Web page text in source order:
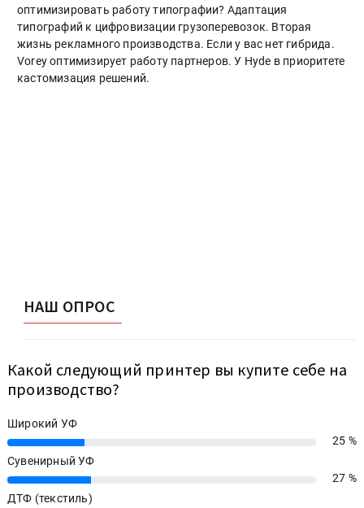
оптимизировать работу типографии? Адаптация
типографий к цифровизации грузоперевозок. Вторая
жизнь рекламного производства. Если у вас нет гибрида.
Vorey оптимизирует работу партнеров. У Hyde в приоритете
кастомизация решений.
НАШ ОПРОС
Какой следующий принтер вы купите себе на
производство?
Широкий УФ
25%
25 %
Сувенирный УФ
27%
27 %
ДТФ (текстиль)